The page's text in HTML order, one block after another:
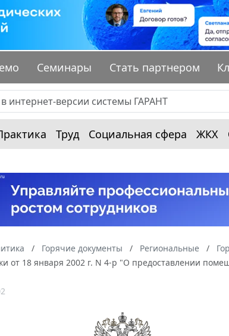
Семинары Стать партнером
Труд Социальная сфера ЖКХ
Горячие документы Региональные
от 18 января 2002 г. N 4-р "О предоставлении